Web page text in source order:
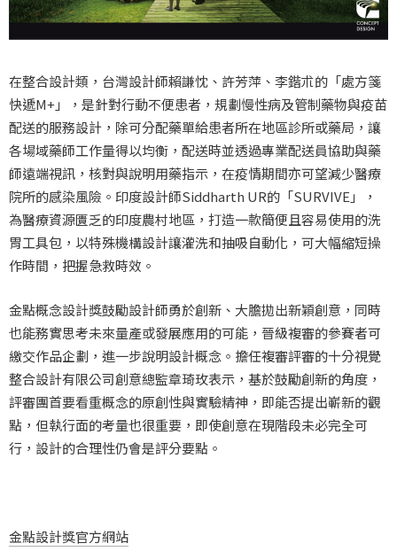
在整合設計類，台灣設計師賴謙忱、許芳萍、李鍇朮的「處方箋
快遞M+」，是針對行動不便患者，規劃慢性病及管制藥物與疫苗
配送的服務設計，除可分配藥單給患者所在地區診所或藥局，讓
各場域藥師工作量得以均衡，配送時並透過專業配送員協助與藥
師遠端視訊，核對與說明用藥指示，在疫情期間亦可望減少醫療
院所的感染風險。印度設計師Siddharth UR的「SURVIVE」，
為醫療資源匱乏的印度農村地區，打造一款簡便且容易使用的洗
胃工具包，以特殊機構設計讓灌洗和抽吸自動化，可大幅縮短操
作時間，把握急救時效。
金點概念設計獎鼓勵設計師勇於創新、大膽拋出新穎創意，同時
也能務實思考未來量產或發展應用的可能，晉級複審的參賽者可
繳交作品企劃，進一步說明設計概念。擔任複審評審的十分視覺
整合設計有限公司創意總監章琦玫表示，基於鼓勵創新的角度，
評審團首要看重概念的原創性與實驗精神，即能否提出嶄新的觀
點，但執行面的考量也很重要，即使創意在現階段未必完全可
行，設計的合理性仍會是評分要點。
金點設計獎官方網站